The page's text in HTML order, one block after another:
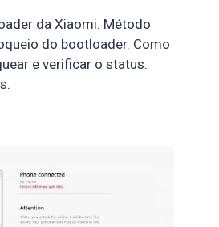
da Xiaomi. Método
do bootloader. Como
e verificar o status.